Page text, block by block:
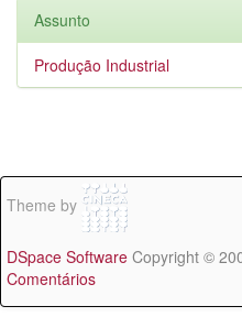
Assunto
Produção Industrial
Theme by
DSpace Software Copyright ©
Comentários